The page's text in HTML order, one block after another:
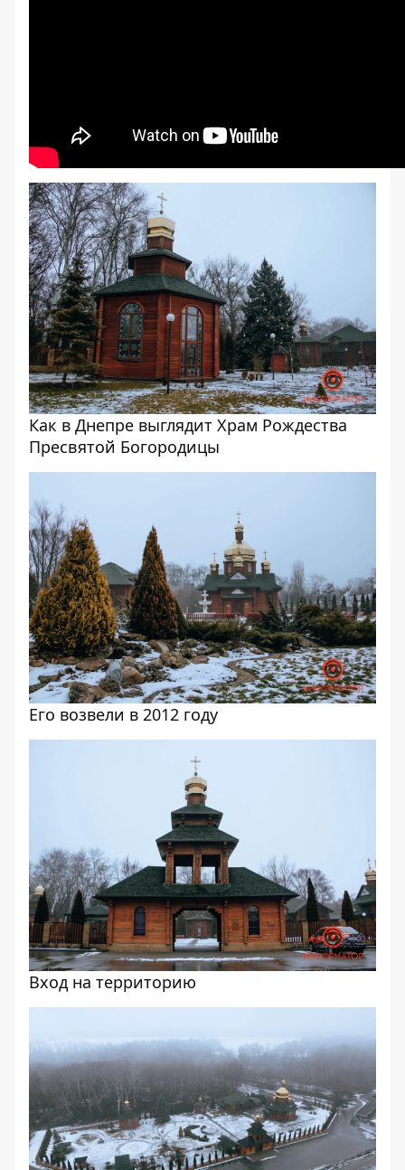
Как в Днепре выглядит Храм Рождества
Пресвятой Богородицы
Его возвели в 2012 году
Вход на территорию